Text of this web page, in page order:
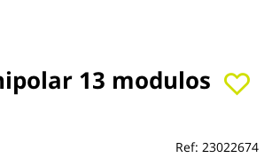
13 modulos
Ref: 23022674